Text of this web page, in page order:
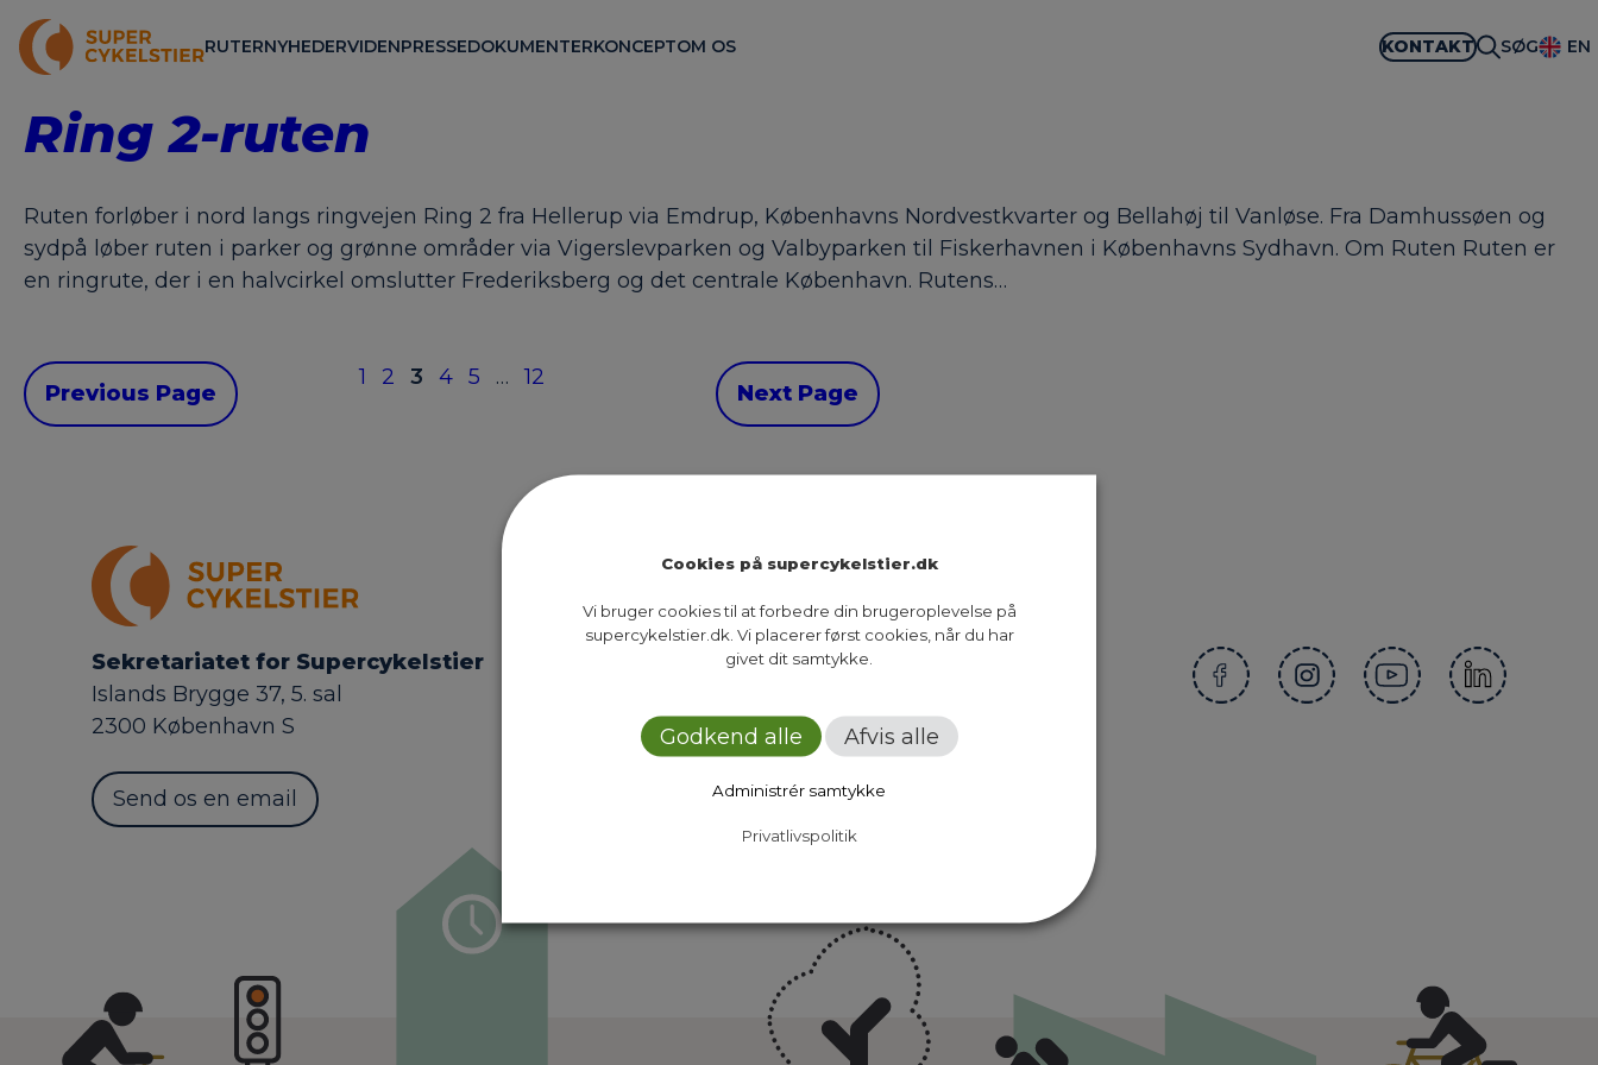
RUTERNYHEDERVIDENPRESSEDOKUMENTERKONCEPTOM OS KONTAKT SØG EN
Ring 2-ruten
Ruten forløber i nord langs ringvejen Ring 2 fra Hellerup via Emdrup, Københavns Nordvestkvarter og Bellahøj til Vanløse. Fra Damhussøen og
sydpå løber ruten i parker og grønne områder via Vigerslevparken og Valbyparken til Fiskerhavnen i Københavns Sydhavn. Om Ruten Ruten er
en ringrute, der i en halvcirkel omslutter Frederiksberg og det centrale København. Rutens…
Previous Page
1 2 3 4 5 … 12
Next Page
Sekretariatet for Supercykelstier
Islands Brygge 37, 5. sal
2300 København S
Send os en email
Nyheder
Presse
Dokumenter Kontakt
Cookies på supercykelstier.dk
Vi bruger cookies til at forbedre din brugeroplevelse på
supercykelstier.dk. Vi placerer først cookies, når du har
givet dit samtykke.
Godkend alle Afvis alle
Administrér samtykke
Privatlivspolitik